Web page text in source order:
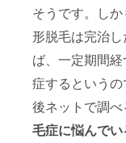
そうです。し
形脱毛は完治し
ば、一定期間
症するという
後ネットで調べ
毛症に悩んで